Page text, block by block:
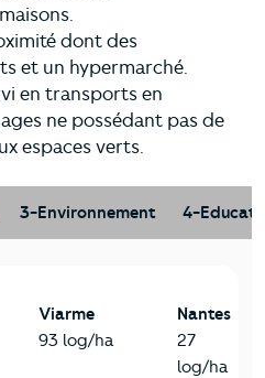
dont des
et un hypermarché.
en transports en
ne possédant pas de
espaces verts.
3-Environnement 4-
Viarme
93 log/ha
Nantes
27
log/ha